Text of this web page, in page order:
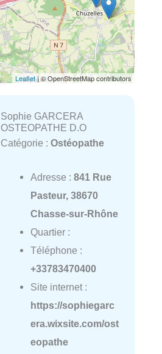
Leaflet| © OpenStreetMap contributors
Sophie GARCERA
OSTEOPATHE D.O
Catégorie : Ostéopathe
Adresse : 841 Rue
Pasteur, 38670
Chasse-sur-Rhône
Quartier :
Téléphone :
+33783470400
Site internet :
https://sophiegarc
era.wixsite.com/ost
eopathe